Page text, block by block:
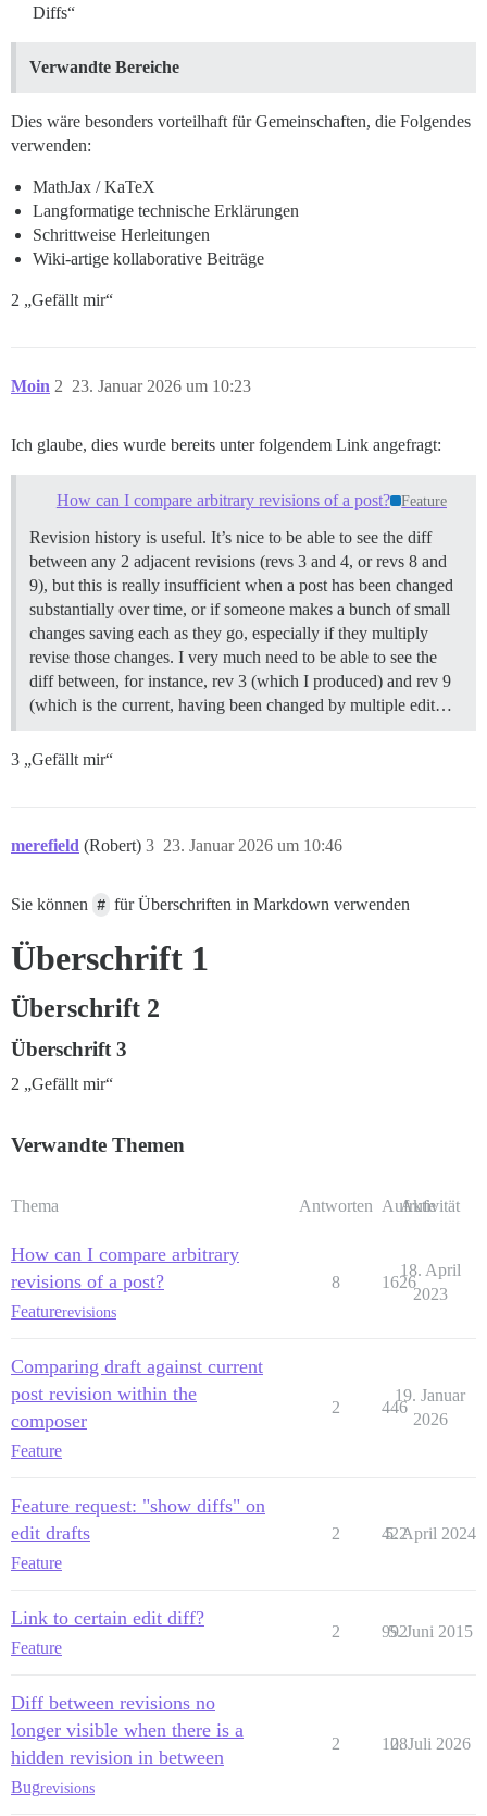
Diffs“
Verwandte Bereiche
Dies wäre besonders vorteilhaft für Gemeinschaften, die Folgendes
verwenden:
MathJax / KaTeX
Langformatige technische Erklärungen
Schrittweise Herleitungen
Wiki-artige kollaborative Beiträge
2 „Gefällt mir“
Moin 23. Januar 2026 um 10:23
2
Ich glaube, dies wurde bereits unter folgendem Link angefragt:
How can I compare arbitrary revisions of a post? Feature
Revision history is useful. It’s nice to be able to see the diff
between any 2 adjacent revisions (revs 3 and 4, or revs 8 and
9), but this is really insufficient when a post has been changed
substantially over time, or if someone makes a bunch of small
changes saving each as they go, especially if they multiply
revise those changes. I very much need to be able to see the
diff between, for instance, rev 3 (which I produced) and rev 9
(which is the current, having been changed by multiple edit…
3 „Gefällt mir“
merefield (Robert) 23. Januar 2026 um 10:46
3
Sie können # für Überschriften in Markdown verwenden
Überschrift 1
Überschrift 2
Überschrift 3
2 „Gefällt mir“
Verwandte Themen
Thema Antworten Aufrufe
Aktivität
How can I compare arbitrary
revisions of a post?
Featurerevisions
8 1626
18. April
2023
Comparing draft against current
post revision within the
composer
Feature
2 446
19. Januar
2026
Feature request: "show diffs" on
edit drafts
Feature
2 422
5. April 2024
Link to certain edit diff?
Feature
2 992
5. Juni 2015
Diff between revisions no
longer visible when there is a
hidden revision in between
Bugrevisions
2 108
2. Juli 2026